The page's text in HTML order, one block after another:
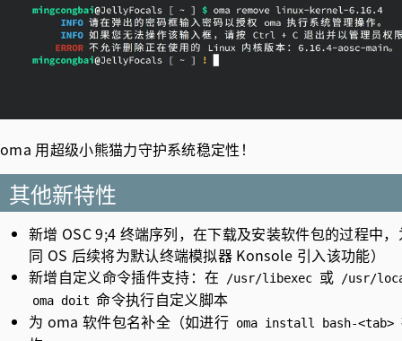
oma 用超级小熊猫力守护系统稳定性！
其他新特性
新增 OSC 9;4 终端序列，在下载及安装软件包的过程
同 OS 后续将为默认终端模拟器 Konsole 引入该功能）
新增自定义命令插件支持：在
/usr/libexec 或 /usr/
oma doit 命令执行自定义脚本
为 oma 软件包名补全（如进行 oma install bash-<tab>